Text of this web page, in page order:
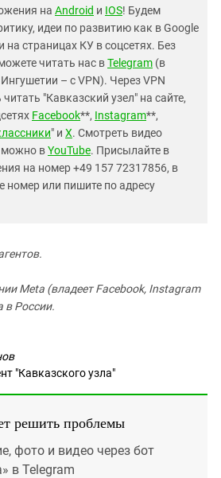
на Android и IOS! Будем
идеи по развитию как в Google
на страницах КУ в соцсетях. Без
читать нас вTelegram (в
– с VPN). Через VPN
"Кавказский узел" на сайте,
Facebook**, Instagram**,
" и X. Смотреть видео
можно вYouTube. Присылайте в
на номер +49 157 72317856, в
номер или пишите по адресу
Meta (владеет Facebook, Instagram
в России.
"Кавказского узла"
решить проблемы
фото и видео через бот
в Telegram